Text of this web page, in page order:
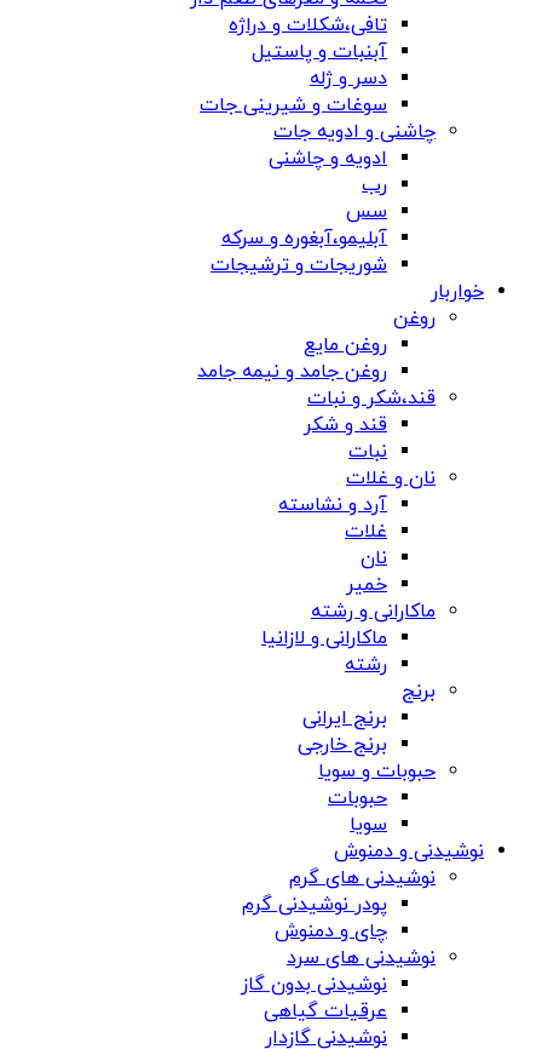
تافی،شکلات و دراژه
آبنبات و پاستیل
دسر و ژله
سوغات و شیرینی جات
چاشنی و ادویه جات
ادویه و چاشنی
رب
سس
آبلیمو،آبغوره و سرکه
شوریجات و ترشیجات
خواربار
روغن
روغن مایع
روغن جامد و نیمه جامد
قند،شکر و نبات
قند و شکر
نبات
نان و غلات
آرد و نشاسته
غلات
نان
خمیر
ماکارانی و رشته
ماکارانی و لازانیا
رشته
برنج
برنج ایرانی
برنج خارجی
حبوبات و سویا
حبوبات
سویا
نوشیدنی و دمنوش
نوشیدنی های گرم
پودر نوشیدنی گرم
چای و دمنوش
نوشیدنی های سرد
نوشیدنی بدون گاز
عرقیات گیاهی
نوشیدنی گازدار